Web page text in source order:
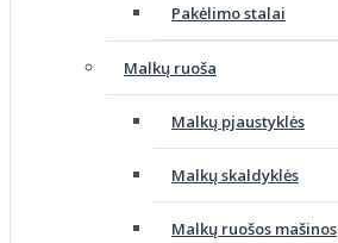
Pakėlimo stalai
Malkų ruoša
Malkų pjaustyklės
Malkų skaldyklės
Malkų ruošos mašinos